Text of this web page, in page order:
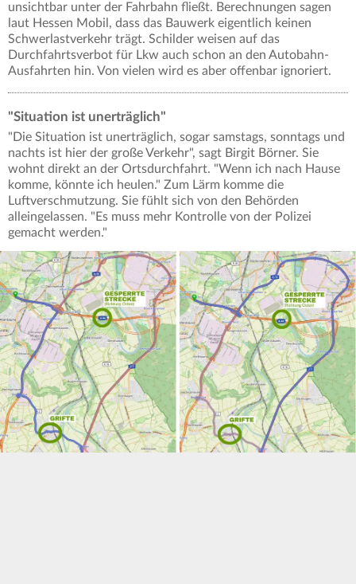
unsichtbar unter der Fahrbahn fließt. Berechnungen sagen
laut Hessen Mobil, dass das Bauwerk eigentlich keinen
Schwerlastverkehr trägt. Schilder weisen auf das
Durchfahrtsverbot für Lkw auch schon an den Autobahn-
Ausfahrten hin. Von vielen wird es aber offenbar ignoriert.
"Situation ist unerträglich"
"Die Situation ist unerträglich, sogar samstags, sonntags und
nachts ist hier der große Verkehr", sagt Birgit Börner. Sie
wohnt direkt an der Ortsdurchfahrt. "Wenn ich nach Hause
komme, könnte ich heulen." Zum Lärm komme die
Luftverschmutzung. Sie fühlt sich von den Behörden
alleingelassen. "Es muss mehr Kontrolle von der Polizei
gemacht werden."